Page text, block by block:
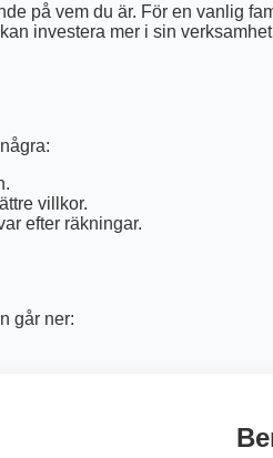
på vem du är. För en vanlig
investera mer i sin
villkor.
efter räkningar.
går ner: